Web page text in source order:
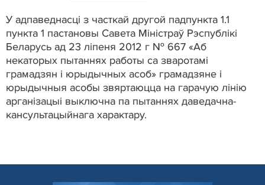
У адпаведнасці з часткай другой падпункта 1.1
пункта 1 пастановы Савета Міністраў Рэспублікі
Беларусь ад 23 ліпеня 2012 г № 667 «Аб
некаторых пытаннях работы са зваротамі
грамадзян і юрыдычных асоб» грамадзяне і
юрыдычныя асобы звяртаюцца на гарачую лінію
арганізацыі выключна па пытаннях даведачна-
кансультацыйнага характару.